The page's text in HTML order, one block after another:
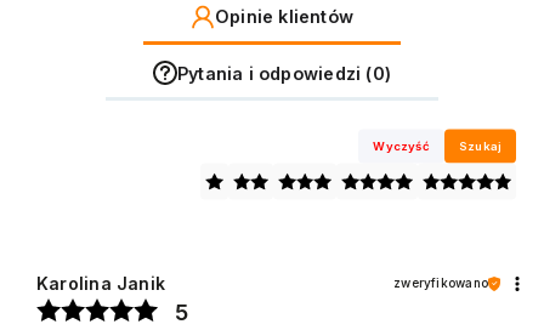
Opinie klientów
Pytania i odpowiedzi (0)
Wyczyść Szukaj
Karolina Janik zweryfikowano
5